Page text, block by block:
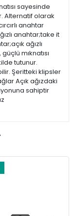
sayesinde
Alternatif olarak
anahtar
anahtar;take it
ağızlı
mıknatısı
tutunur.
Şeritteki klipsler
Açık ağızdaki
sahiptir